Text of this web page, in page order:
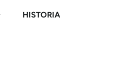
HISTORIA